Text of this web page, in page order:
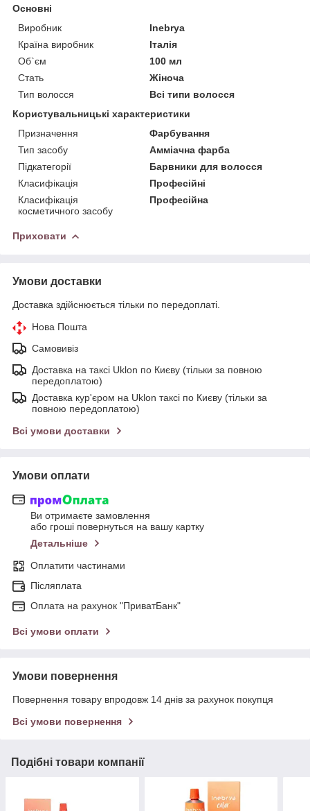
Основні
Виробник
Inebrya
Країна виробник
Італія
Об`єм
100 мл
Стать
Жіноча
Тип волосся
Всі типи волосся
Користувальницькі характеристики
Призначення
Фарбування
Тип засобу
Амміачна фарба
Підкатегорії
Барвники для волосся
Класифікація
Професійні
Класифікація
косметичного засобу
Професійна
Приховати
Умови доставки
Доставка здійснюється тільки по передоплаті.
Нова Пошта
Самовивіз
Доставка на таксі Uklon по Києву (тільки за повною
передоплатою)
Доставка кур'єром на Uklon таксі по Києву (тільки за
повною передоплатою)
Всі умови доставки
Умови оплати
Ви отримаєте замовлення
або гроші повернуться на вашу картку
Детальніше
Оплатити частинами
Післяплата
Оплата на рахунок "ПриватБанк"
Всі умови оплати
Умови повернення
Повернення товару впродовж 14 днів за рахунок покупця
Всі умови повернення
Подібні товари компанії